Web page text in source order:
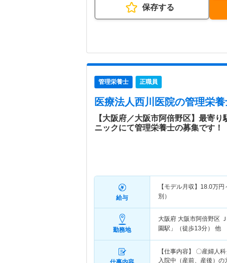
保存する
管理栄養士 正職員
医療法人西川医院の管理栄
【大阪府／大阪市阿倍野区】最寄
ニックにて管理栄養士の募集です！
給与
【モデル月収】 18.0万円
別）
勤務地
大阪府 大阪市阿倍野区
園駅」（徒歩13分） 他
【仕事内容】 〇産婦人
入院中（産前、産後）